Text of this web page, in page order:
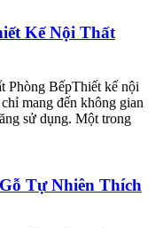
Kế Nội Thất
Phòng BếpThiết kế nội
mang đến không gian
sử dụng. Một trong
Tự Nhiên Thích